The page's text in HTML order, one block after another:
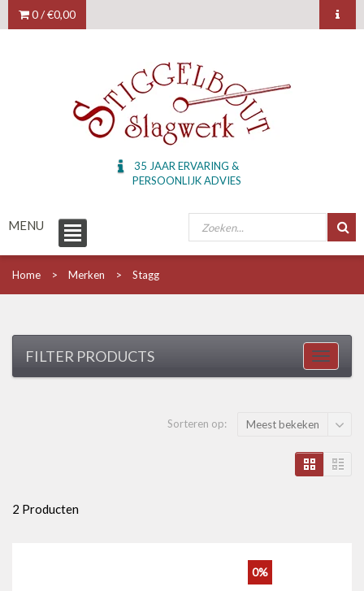
0 /€0,00
35 JAAR ERVARING &
PERSOONLIJK ADVIES
MENU
Home Merken Stagg
FILTER PRODUCTS
Sorteren op: Meest bekeken
2 Producten
0%